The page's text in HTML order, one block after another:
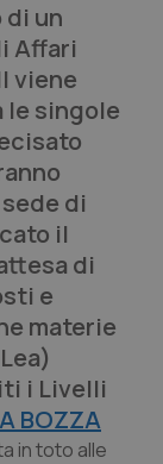
un
Affari
viene
le singole
di
il
di
e
materie
i Livelli
BOZZA
in toto alle